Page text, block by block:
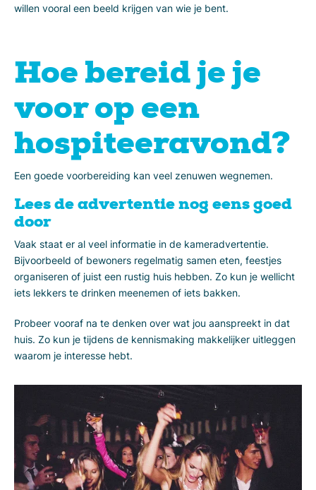
willen vooral een beeld krijgen van wie je bent.
Hoe bereid je je
voor op een
hospiteeravond?
Een goede voorbereiding kan veel zenuwen wegnemen.
Lees de advertentie nog eens goed
door
Vaak staat er al veel informatie in de kameradvertentie.
Bijvoorbeeld of bewoners regelmatig samen eten, feestjes
organiseren of juist een rustig huis hebben. Zo kun je wellicht
iets lekkers te drinken meenemen of iets bakken.
Probeer vooraf na te denken over wat jou aanspreekt in dat
huis. Zo kun je tijdens de kennismaking makkelijker uitleggen
waarom je interesse hebt.